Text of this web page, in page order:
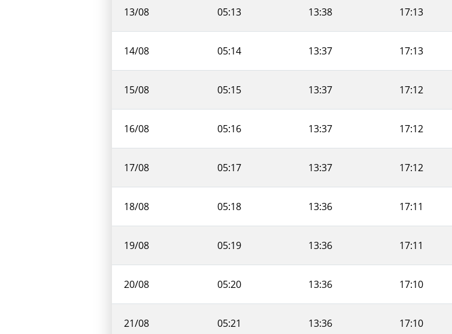
13/08 05:13 13:38 17:13
14/08 05:14 13:37 17:13
15/08 05:15 13:37 17:12
16/08 05:16 13:37 17:12
17/08 05:17 13:37 17:12
18/08 05:18 13:36 17:11
19/08 05:19 13:36 17:11
20/08 05:20 13:36 17:10
21/08 05:21 13:36 17:10